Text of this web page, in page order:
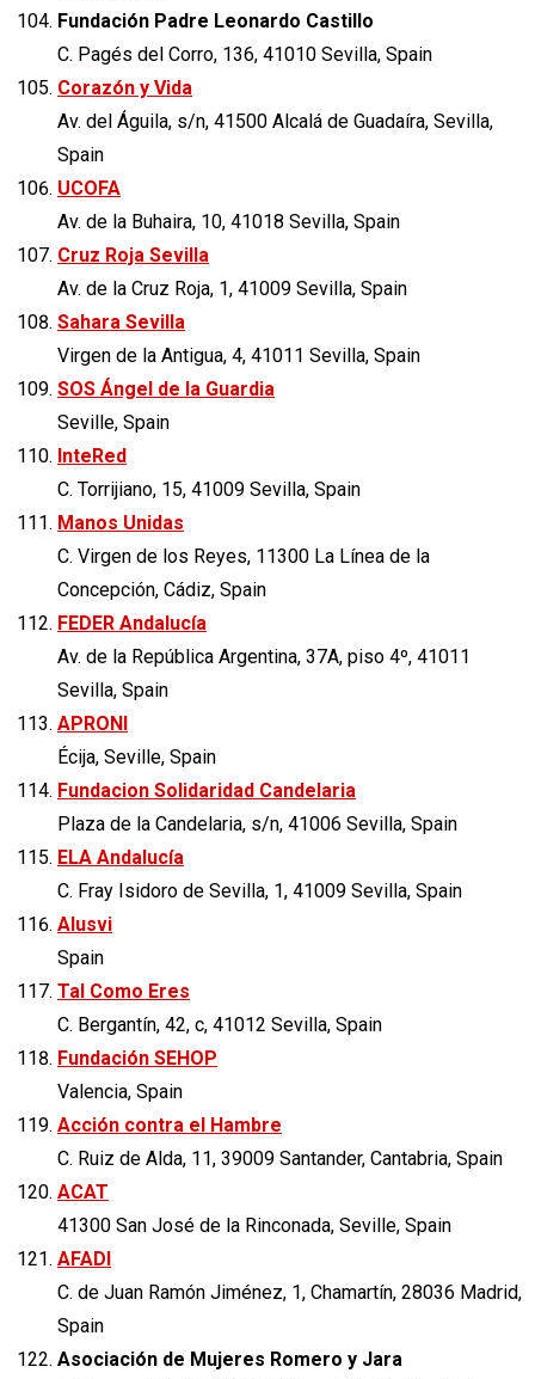
Fundación Padre Leonardo Castillo
C. Pagés del Corro, 136, 41010 Sevilla, Spain
Corazón y Vida
Av. del Águila, s/n, 41500 Alcalá de Guadaíra, Sevilla,
Spain
UCOFA
Av. de la Buhaira, 10, 41018 Sevilla, Spain
Cruz Roja Sevilla
Av. de la Cruz Roja, 1, 41009 Sevilla, Spain
Sahara Sevilla
Virgen de la Antigua, 4, 41011 Sevilla, Spain
SOS Ángel de la Guardia
Seville, Spain
InteRed
C. Torrijiano, 15, 41009 Sevilla, Spain
Manos Unidas
C. Virgen de los Reyes, 11300 La Línea de la
Concepción, Cádiz, Spain
FEDER Andalucía
Av. de la República Argentina, 37A, piso 4º, 41011
Sevilla, Spain
APRONI
Écija, Seville, Spain
Fundacion Solidaridad Candelaria
Plaza de la Candelaria, s/n, 41006 Sevilla, Spain
ELA Andalucía
C. Fray Isidoro de Sevilla, 1, 41009 Sevilla, Spain
Alusvi
Spain
Tal Como Eres
C. Bergantín, 42, c, 41012 Sevilla, Spain
Fundación SEHOP
Valencia, Spain
Acción contra el Hambre
C. Ruiz de Alda, 11, 39009 Santander, Cantabria, Spain
ACAT
41300 San José de la Rinconada, Seville, Spain
AFADI
C. de Juan Ramón Jiménez, 1, Chamartín, 28036 Madrid,
Spain
Asociación de Mujeres Romero y Jara